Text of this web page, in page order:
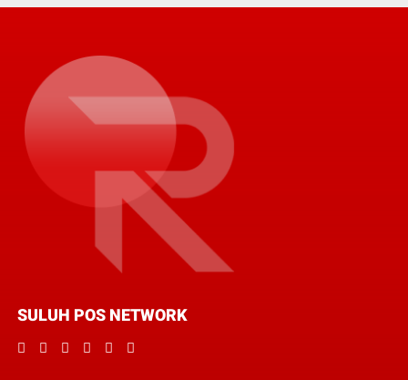
SULUH POS NETWORK